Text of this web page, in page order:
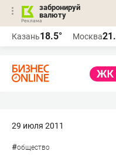
забронируй
валюту
Казань18.5° Москва
29 июля 2011
#общество